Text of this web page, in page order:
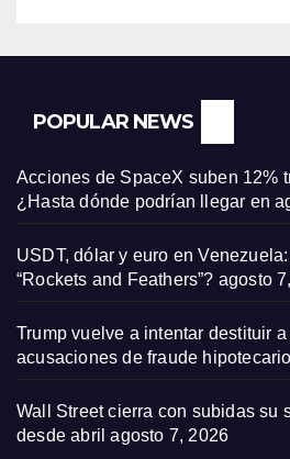
POPULAR NEWS
Acciones de SpaceX suben 12%
¿Hasta dónde podrían llegar en
USDT, dólar y euro en
“Rockets and Feathers”? agosto
Trump vuelve a intentar destituir
acusaciones de fraude hipotecario
Wall Street cierra con subidas su
desde abril agosto 7, 2026